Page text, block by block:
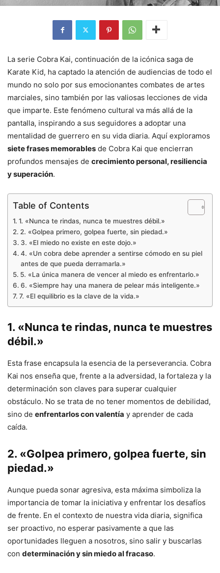
La serie Cobra Kai, continuación de la icónica saga de
Karate Kid, ha captado la atención de audiencias de todo el
mundo no solo por sus emocionantes combates de artes
marciales, sino también por las valiosas lecciones de vida
que imparte. Este fenómeno cultural va más allá de la
pantalla, inspirando a sus seguidores a adoptar una
mentalidad de guerrero en su vida diaria. Aquí exploramos
siete frases memorables de Cobra Kai que encierran
profundos mensajes de crecimiento personal, resiliencia
y superación.
Table of Contents
1. «Nunca te rindas, nunca te muestres débil.»
2. «Golpea primero, golpea fuerte, sin piedad.»
3. «El miedo no existe en este dojo.»
4. «Un cobra debe aprender a sentirse cómodo en su piel
antes de que pueda derramarla.»
5. «La única manera de vencer al miedo es enfrentarlo.»
6. «Siempre hay una manera de pelear más inteligente.»
7. «El equilibrio es la clave de la vida.»
1. «Nunca te rindas, nunca te muestres
débil.»
Esta frase encapsula la esencia de la perseverancia. Cobra
Kai nos enseña que, frente a la adversidad, la fortaleza y la
determinación son claves para superar cualquier
obstáculo. No se trata de no tener momentos de debilidad,
sino de enfrentarlos con valentía y aprender de cada
caída.
2. «Golpea primero, golpea fuerte, sin
piedad.»
Aunque pueda sonar agresiva, esta máxima simboliza la
importancia de tomar la iniciativa y enfrentar los desafíos
de frente. En el contexto de nuestra vida diaria, significa
ser proactivo, no esperar pasivamente a que las
oportunidades lleguen a nosotros, sino salir y buscarlas
con determinación y sin miedo al fracaso.